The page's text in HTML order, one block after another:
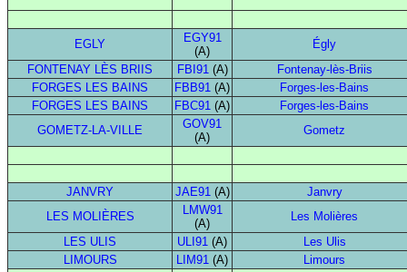
EGLY
EGY91
(A)
Égly
FONTENAY LÈS BRIIS
FBI91(A)
Fontenay-lès-Briis
FORGES LES BAINS
FBB91 (A)
Forges-les-Bains
FORGES LES BAINS
FBC91 (A)
Forges-les-Bains
GOMETZ-LA-VILLE
GOV91
(A)
Gometz
JANVRY JAE91(A)
Janvry
LES MOLIÈRES
LMW91
(A)
Les Molières
LES ULIS
ULI91 (A)
Les Ulis
LIMOURS
LIM91 (A) Limours